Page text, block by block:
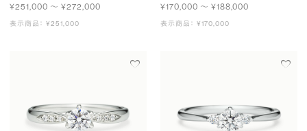
¥251,000 〜 ¥272,000
表示商品： ¥251,000
¥170,000 〜 ¥188,000
表示商品： ¥170,000